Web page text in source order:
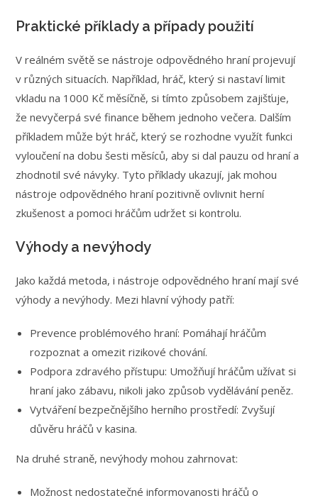
Praktické příklady a případy použití
V reálném světě se nástroje odpovědného hraní projevují
v různých situacích. Například, hráč, který si nastaví limit
vkladu na 1000 Kč měsíčně, si tímto způsobem zajišťuje,
že nevyčerpá své finance během jednoho večera. Dalším
příkladem může být hráč, který se rozhodne využít funkci
vyloučení na dobu šesti měsíců, aby si dal pauzu od hraní a
zhodnotil své návyky. Tyto příklady ukazují, jak mohou
nástroje odpovědného hraní pozitivně ovlivnit herní
zkušenost a pomoci hráčům udržet si kontrolu.
Výhody a nevýhody
Jako každá metoda, i nástroje odpovědného hraní mají své
výhody a nevýhody. Mezi hlavní výhody patří:
Prevence problémového hraní: Pomáhají hráčům
rozpoznat a omezit rizikové chování.
Podpora zdravého přístupu: Umožňují hráčům užívat si
hraní jako zábavu, nikoli jako způsob vydělávání peněz.
Vytváření bezpečnějšího herního prostředí: Zvyšují
důvěru hráčů v kasina.
Na druhé straně, nevýhody mohou zahrnovat:
Možnost nedostatečné informovanosti hráčů o